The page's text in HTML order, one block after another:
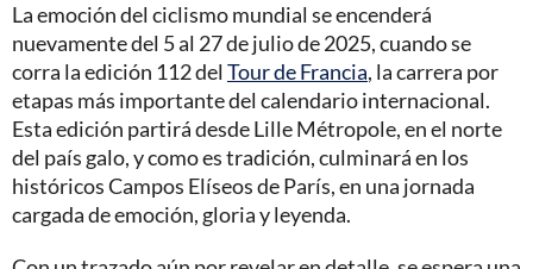
La emoción del ciclismo mundial se encenderá
nuevamente del 5 al 27 de julio de 2025, cuando se
corra la edición 112 del Tour de Francia, la carrera por
etapas más importante del calendario internacional.
Esta edición partirá desde Lille Métropole, en el norte
del país galo, y como es tradición, culminará en los
históricos Campos Elíseos de París, en una jornada
cargada de emoción, gloria y leyenda.